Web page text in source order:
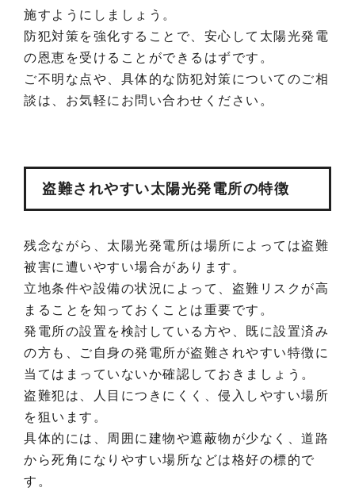
施すようにしましょう。
防犯対策を強化することで、安心して太陽光発電
の恩恵を受けることができるはずです。
ご不明な点や、具体的な防犯対策についてのご相
談は、お気軽にお問い合わせください。
盗難されやすい太陽光発電所の特徴
残念ながら、太陽光発電所は場所によっては盗難
被害に遭いやすい場合があります。
立地条件や設備の状況によって、盗難リスクが高
まることを知っておくことは重要です。
発電所の設置を検討している方や、既に設置済み
の方も、ご自身の発電所が盗難されやすい特徴に
当てはまっていないか確認しておきましょう。
盗難犯は、人目につきにくく、侵入しやすい場所
を狙います。
具体的には、周囲に建物や遮蔽物が少なく、道路
から死角になりやすい場所などは格好の標的で
す。